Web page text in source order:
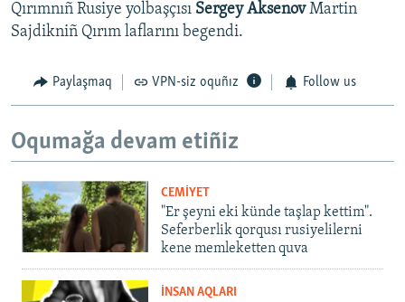
Qırımnıñ Rusiye yolbaşçısı Sergey AksenovMartin
Sajdikniñ Qırım laflarını begendi.
Paylaşmaq VPN-siz oquñız Follow us
Oqumağa devam etiñiz
CEMİYET
"Er şeyni eki künde taşlap kettim".
Seferberlik qorqusı rusiyelilerni
kene memleketten quva
İNSAN AQLARI